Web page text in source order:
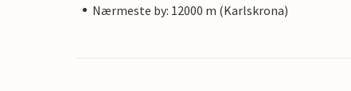
Nærmeste by: 12000 m (Karlskrona)